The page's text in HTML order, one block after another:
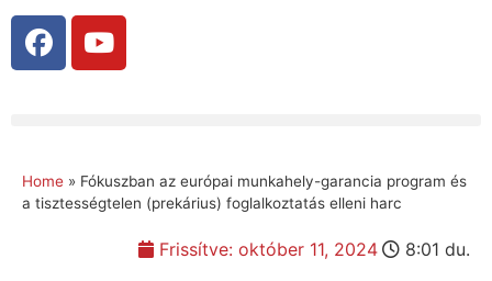
Home » Fókuszban az európai munkahely-garancia program és
a tisztességtelen (prekárius) foglalkoztatás elleni harc
Frissítve: október 11, 2024 8:01 du.